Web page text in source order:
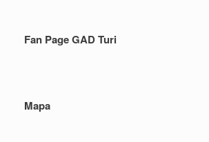
Fan Page GAD Turi
Mapa